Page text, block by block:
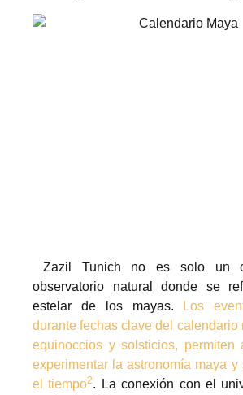
Zazil Tunich no es solo un
observatorio natural donde se
estelar de los mayas.
Los
durante fechas clave del calendario
equinoccios y solsticios, permiten
experimentar la astronomía maya y
el tiempo2. La conexión con el